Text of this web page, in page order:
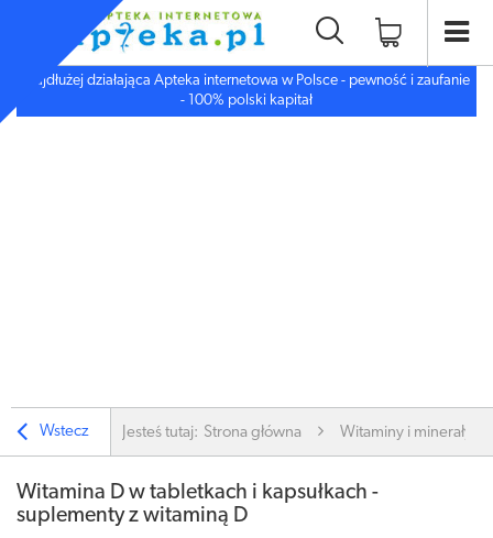
Najdłużej działająca Apteka internetowa w Polsce - pewność i zaufanie
- 100% polski kapitał
Wstecz Jesteś tutaj: Strona główna Witaminy i minerały
Witamina D w tabletkach i kapsułkach -
suplementy z witaminą D